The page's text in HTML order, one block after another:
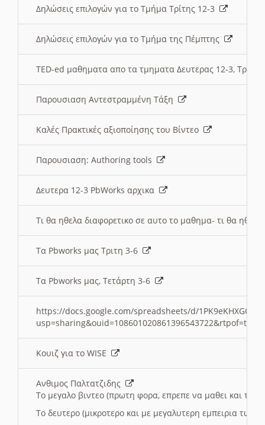
Δηλώσεις επιλογών για το Τμήμα Τρίτης 12-3
Δηλώσεις επιλογών για το Τμήμα της Πέμπτης
TED-ed μαθηματα απο τα τμηματα Δευτερας 12-3,
Παρουσιαση Αντεστραμμένη Τάξη
Καλές Πρακτικές αξιοποίησης του Βίντεο
Παρουσιαση: Authoring tools
Δευτερα 12-3 PbWorks αρχικα
Τι θα ηθελα διαφορετικο σε αυτο το μαθημα- τι θα
Τα Pbworks μας Τριτη 3-6
Τα Pbworks μας, Τετάρτη 3-6
https://docs.google.com/spreadsheets/d/
Κουιζ για το WISE
Ανθιμος Παλτατζιδης
Το μεγαλο βιντεο (πρωτη φορα, επρεπε να μαθει και το
Το δευτερο (μικροτερο και με μεγαλυτερη εμπειρια